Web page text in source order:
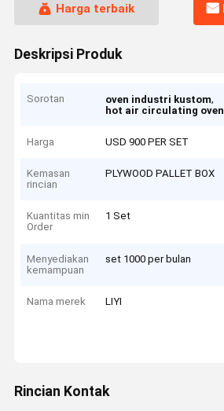
Harga terbaik
Deskripsi Produk
Sorotan oven industri kustom,
hot air circulating oven
Harga USD 900 PER SET
Kemasan
rincian
PLYWOOD PALLET BOX
Kuantitas min
Order
1 Set
Menyediakan
kemampuan
set 1000 per bulan
Nama merek LIYI
Rincian Kontak